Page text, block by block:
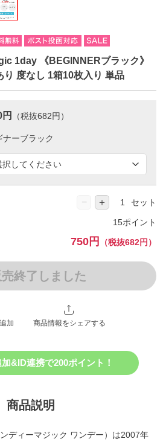
1day 《BEGINNERブラック》
り 度なし 1箱10枚入り 単品
（税抜682円）
− ＋ セット
15ポイント
750円 （税抜682円）
終了しました
加 商品情報をシェアする
&ID連携で200ポイント！
商品説明
ディーマジック ワンデー）は2007年